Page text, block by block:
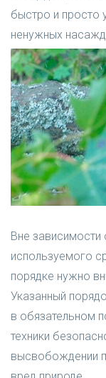
быстро и просто
ненужных
Вне
используемого
порядке нужно
Указанный
в обязательном
техники
высвобождении